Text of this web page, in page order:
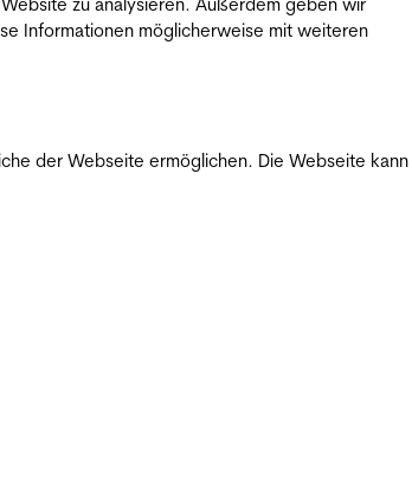
Informationen möglicherweise mit weiteren
der Webseite ermöglichen. Die Webseite kann